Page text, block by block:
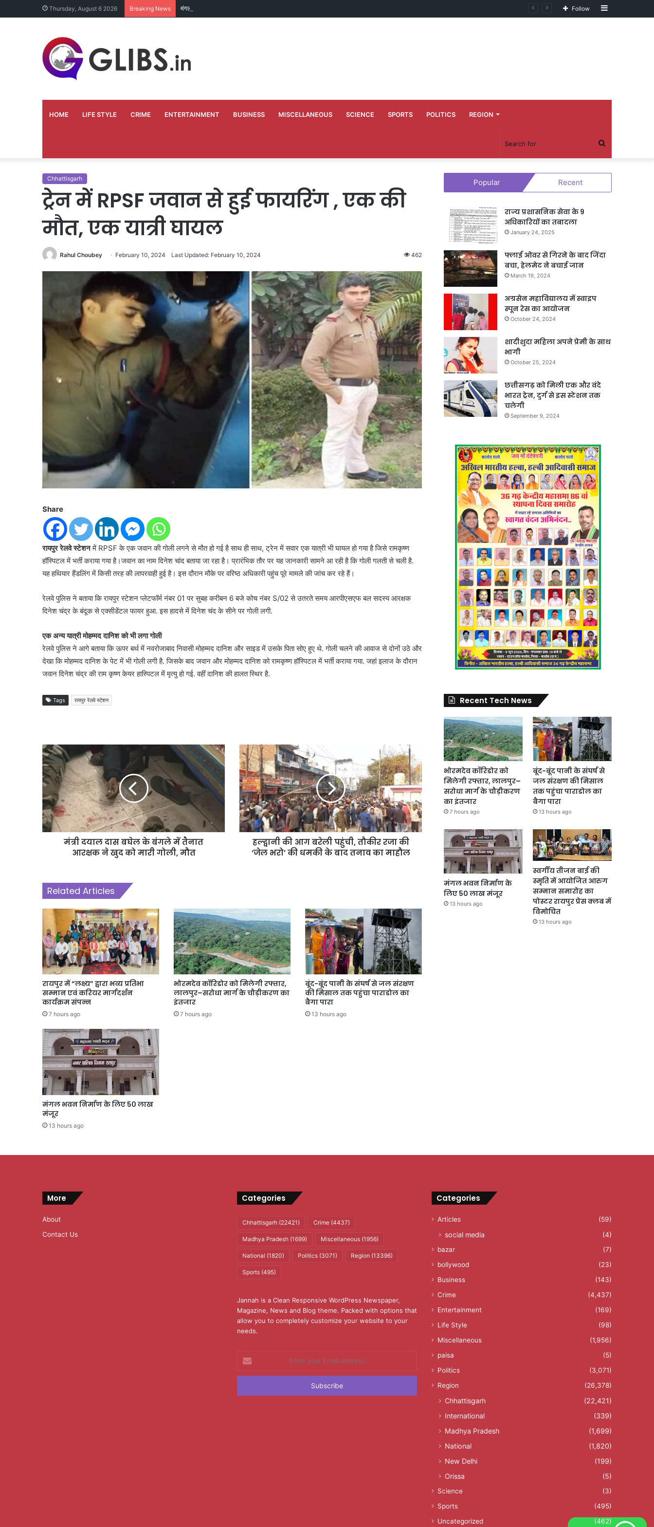
Thursday, August 6 2026 Breaking News मंगल भवन निर्माण के लिए 50 लाख मंजूर Sidebar
Follow
HOME LIFE STYLE CRIME ENTERTAINMENT BUSINESS MISCELLANEOUS SCIENCE SPORTS POLITICS REGION
Search
for
Chhattisgarh
ट्रेन में RPSF जवान से हुई फायरिंग , एक की
मौत, एक यात्री घायल
Rahul Choubey February 10, 2024 Last Updated: February 10, 2024 462
Share
रायपुर रेलवे स्टेशनमें RPSF के एक जवान की गोली लगने से मौत हो गई है साथ ही साथ, ट्रेन में सवार एक यात्री भी घायल हो गया है जिसे रामकृष्ण
हॉस्पिटल में भर्ती कराया गया है।जवान का नाम दिनेश चांद बताया जा रहा है। प्रारंभिक तौर पर यह जानकारी सामने आ रही है कि गोली गलती से चली है.
यह हथियार हैंडलिंग में किसी तरह की लापरवाही हुई है। इस दौरान मौके पर वरिष्ठ अधिकारी पहुंच पूरे मामले की जांच कर रहे हैं।
रेलवे पुलिस ने बताया कि रायपुर स्टेशन प्लेटफॉर्म नंबर 01 पर सुबह करीबन 6 बजे कोच नंबर S/02 से उतरते समय आरपीएसएफ बल सदस्य आरक्षक
दिनेश चंद्र के बंदूक से एक्सीडेंटल फायर हुआ. इस हादसे में दिनेश चंद के सीने पर गोली लगी.
एक अन्य यात्री मोहम्मद दानिश को भी लगा गोली
रेलवे पुलिस ने आगे बताया कि ऊपर बर्थ में नवरोजाबाद निवासी मोहम्मद दानिश और साइड में उसके पिता सोए हुए थे. गोली चलने की आवाज से दोनों उठे और
देखा कि मोहम्मद दानिश के पेट में भी गोली लगी है. जिसके बाद जवान और मोहम्मद दानिश को रामकृष्ण हॉस्पिटल में भर्ती कराया गया. जहां इलाज के दौरान
जवान दिनेश चंद्र की राम कृष्ण केयर हास्पिटल में मृत्यु हो गई. वहीं दानिश की हालत स्थिर है.
Tags रायपुर रेलवे स्टेशन
मंत्री दयाल दास बघेल के बंगले में तैनात
आरक्षक ने खुद को मारी गोली, मौत
हल्द्वानी की आग बरेली पहुंची, तौकीर रजा की
‘जेल भरो’ की धमकी के बाद तनाव का माहौल
Related Articles
रायपुर में “लक्ष्य” द्वारा भव्य प्रतिभा
सम्मान एवं करियर मार्गदर्शन
कार्यक्रम संपन्न
7 hours ago
भोरमदेव कॉरिडोर को मिलेगी रफ्तार,
लालपुर–सरोधा मार्ग के चौड़ीकरण का
इंतजार
7 hours ago
बूंद-बूंद पानी के संघर्ष से जल संरक्षण
की मिसाल तक पहुंचा पाराडोल का
बैगा पारा
13 hours ago
मंगल भवन निर्माण के लिए 50 लाख
मंजूर
13 hours ago
Popular Recent
राज्य प्रशासनिक सेवा के 9
अधिकारियों का तबादला
January 24, 2025
फ्लाई ओवर से गिरने के बाद जिंदा
बचा, हेलमेट ने बचाई जान
March 19, 2024
अग्रसेन महाविद्यालय में स्वाइप
स्पून रेस का आयोजन
October 24, 2024
शादीशुदा महिला अपने प्रेमी के साथ
भागी
October 25, 2024
छत्तीसगढ़ को मिली एक और वंदे
भारत ट्रेन, दुर्ग से इस स्टेशन तक
चलेगी
September 9, 2024
Recent Tech News
भोरमदेव कॉरिडोर को
मिलेगी रफ्तार, लालपुर–
सरोधा मार्ग के चौड़ीकरण
का इंतजार
7 hours ago
बूंद-बूंद पानी के संघर्ष से
जल संरक्षण की मिसाल
तक पहुंचा पाराडोल का
बैगा पारा
13 hours ago
मंगल भवन निर्माण के
लिए 50 लाख मंजूर
13 hours ago
स्वर्गीय तीजन बाई की
स्मृति में आयोजित आरुग
सम्मान समारोह का
पोस्टर रायपुर प्रेस क्लब में
विमोचित
13 hours ago
More
About
Contact Us
Categories
Chhattisgarh(22421) Crime(4437)
Madhya Pradesh(1699) Miscellaneous(1956)
National (1820) Politics(3071) Region (13396)
Sports(495)
Jannah is a Clean Responsive WordPress Newspaper,
Magazine, News and Blog theme. Packed with options that
allow you to completely customize your website to your
needs.
your
Email
Categories
Articles (59)
social media (4)
bazar
(7)
bollywood
(23)
Business
(143)
Crime
(4,437)
Entertainment
(169)
Life Style
(98)
Miscellaneous
(1,956)
paisa
(5)
Politics
(3,071)
Region
(26,378)
Chhattisgarh
(22,421)
International
(339)
Madhya Pradesh
(1,699)
National
(1,820)
New Delhi
(199)
Orissa
(5)
Science
(3)
Sports
(495)
Uncategorized
(462)